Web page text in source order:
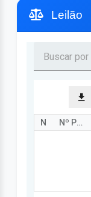
Leilão
Nº Procedimento